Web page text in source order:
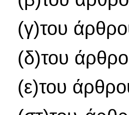
(γ)του
(δ)του
(ε)του